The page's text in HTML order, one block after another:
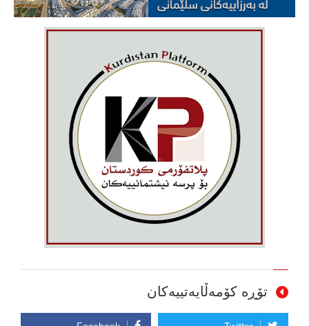
تۆڕە کۆمەڵایەتییەکان